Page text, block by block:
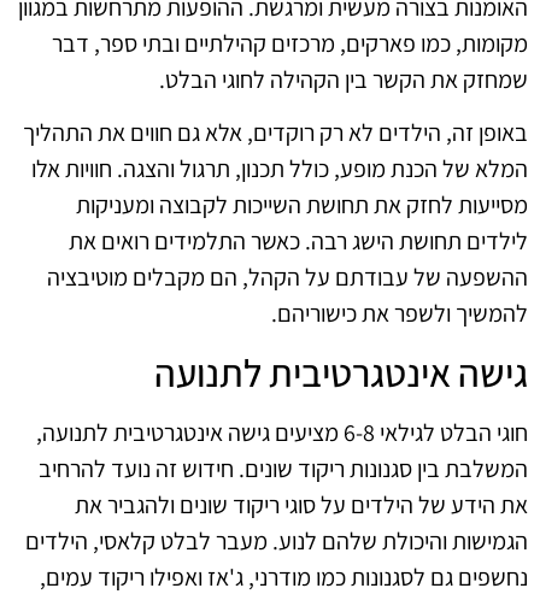
האומנות בצורה מעשית ומרגשת. ההופעות מתרחשות במגוון
מקומות, כמו פארקים, מרכזים קהילתיים ובתי ספר, דבר
שמחזק את הקשר בין הקהילה לחוגי הבלט.
באופן זה, הילדים לא רק רוקדים, אלא גם חווים את התהליך
המלא של הכנת מופע, כולל תכנון, תרגול והצגה. חוויות אלו
מסייעות לחזק את תחושת השייכות לקבוצה ומעניקות
לילדים תחושת הישג רבה. כאשר התלמידים רואים את
ההשפעה של עבודתם על הקהל, הם מקבלים מוטיבציה
להמשיך ולשפר את כישוריהם.
גישה אינטגרטיבית לתנועה
חוגי הבלט לגילאי 6-8 מציעים גישה אינטגרטיבית לתנועה,
המשלבת בין סגנונות ריקוד שונים. חידוש זה נועד להרחיב
את הידע של הילדים על סוגי ריקוד שונים ולהגביר את
הגמישות והיכולת שלהם לנוע. מעבר לבלט קלאסי, הילדים
נחשפים גם לסגנונות כמו מודרני, ג'אז ואפילו ריקוד עמים,